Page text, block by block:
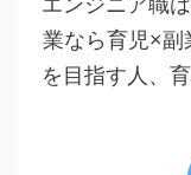
業なら育児×副
を目指す人、